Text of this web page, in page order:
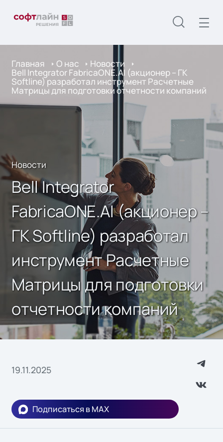
Главная О нас Новости
Bell Integrator FabricaONE.AI (акционер – ГК
Softline) разработал инструмент Расчетные
Матрицы для подготовки отчетности компаний
Новости
Bell Integrator
FabricaONE.AI (акционер –
ГК Softline) разработал
инструмент Расчетные
Матрицы для подготовки
отчетности компаний
19.11.2025
Подписаться в MAX